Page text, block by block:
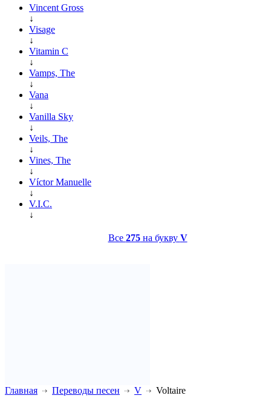
Vincent Gross
↓
Visage
↓
Vitamin C
↓
Vamps, The
↓
Vana
↓
Vanilla Sky
↓
Veils, The
↓
Vines, The
↓
Víctor Manuelle
↓
V.I.C.
↓
Все 275на букву V
Главная Переводы песен V
Voltaire